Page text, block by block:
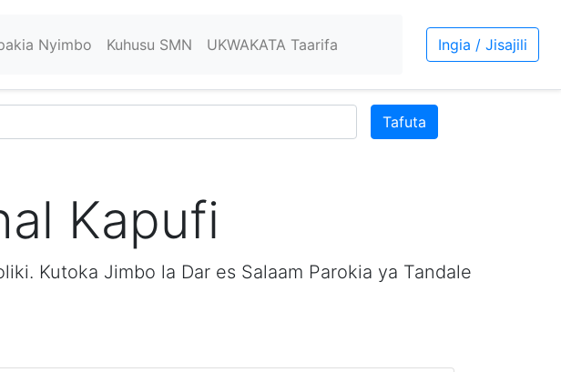
Nyimbo Kuhusu SMN UKWAKATA Taarifa Ingia / Jisajili
Tafuta
Kapufi
Kutoka Jimbo la Dar es Salaam Parokia ya Tandale